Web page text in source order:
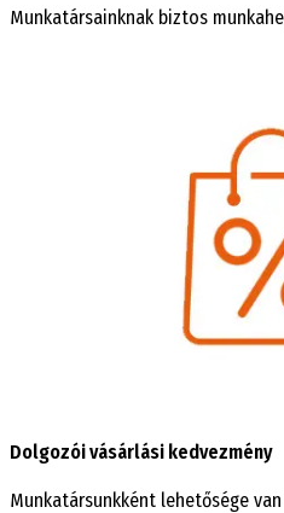
Munkatársainknak biztos
Dolgozói vásárlási kedvezmény
Munkatársunkként lehetősége